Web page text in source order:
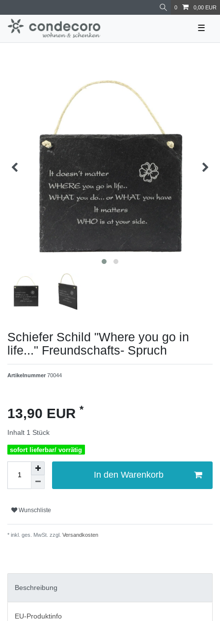
0 0,00 EUR
☰
Schiefer Schild "Where you go in
life..." Freundschafts- Spruch
Artikelnummer 70044
13,90 EUR *
Inhalt 1 Stück
sofort lieferbar/ vorrätig
In den Warenkorb
Wunschliste
* inkl. ges. MwSt. zzgl. Versandkosten
Beschreibung
EU-Produktinfo